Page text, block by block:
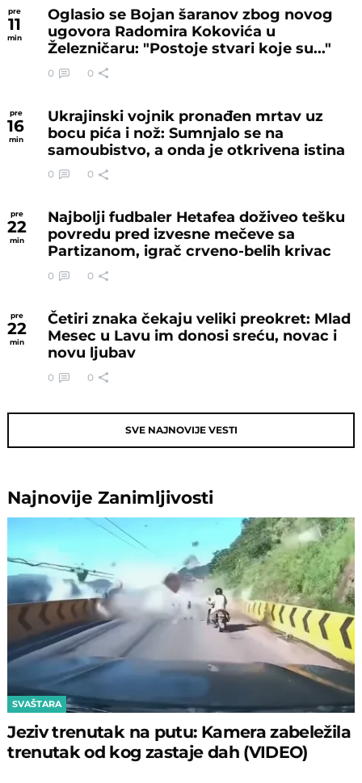
pre
11
min
Oglasio se Bojan šaranov zbog novog
ugovora Radomira Kokovića u
Železničaru: "Postoje stvari koje su..."
0 0
pre
16
min
Ukrajinski vojnik pronađen mrtav uz
bocu pića i nož: Sumnjalo se na
samoubistvo, a onda je otkrivena istina
0 0
pre
22
min
Najbolji fudbaler Hetafea doživeo tešku
povredu pred izvesne mečeve sa
Partizanom, igrač crveno-belih krivac
0 0
pre
22
min
Četiri znaka čekaju veliki preokret: Mlad
Mesec u Lavu im donosi sreću, novac i
novu ljubav
0 0
SVE NAJNOVIJE VESTI
NajnovijeZanimljivosti
SVAŠTARA
Jeziv trenutak na putu: Kamera zabeležila
trenutak od kog zastaje dah (VIDEO)